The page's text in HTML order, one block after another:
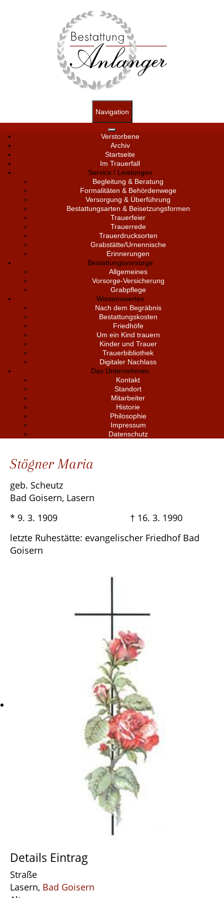
Navigation
Verstorbene
Archiv
Startseite
Im Trauerfall
Service / Leistungen
Begleitung & Beratung
Formalitäten & Behördenwege
Versorgung & Überführung
Bestattungsarten & Beisetzungsformen
Trauerfeier
Trauerrede
Trauerdrucksorten
Grabstätte/Urnennische
Erinnerungen
Bestattungsvorsorge
Allgemeines
Vorsorge-Versicherung
Grabpflege
Wissenswertes
Nach dem Begräbnis
Bestattungskosten
Friedhöfe
Um ein Kind trauern
Kinder und Trauer
Trauerbibliothek
Digitaler Nachlass
Das Unternehmen
Kontakt
Standort
Mitarbeiter
Historie
Philosophie
Impressum
Datenschutz
Stögner Maria
geb. Scheutz
Bad Goisern, Lasern
* 9. 3. 1909 † 16. 3. 1990
letzte Ruhestätte: evangelischer Friedhof Bad
Goisern
Details Eintrag
Straße
Lasern, Bad Goisern